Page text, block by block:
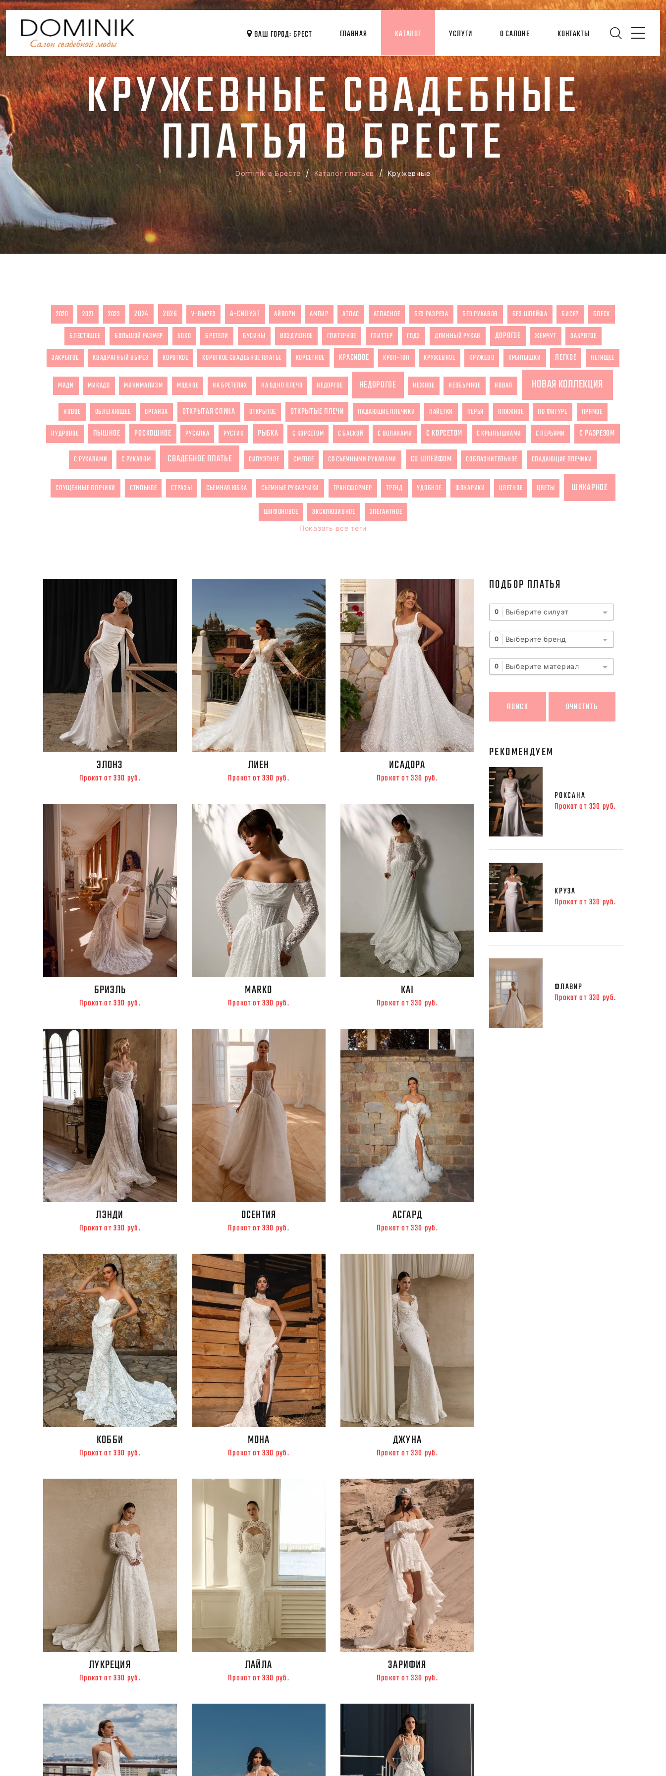
ВАШ ГОРОД: БРЕСТ ГЛАВНАЯ КАТАЛОГ УСЛУГИ О САЛОНЕ КОНТАКТЫ
КРУЖЕВНЫЕ СВАДЕБНЫЕ
ПЛАТЬЯ В БРЕСТЕ
Dominik в Бресте/ Каталог платьев/ Кружевные
2020 2021 2023 2024 2026 V-ВЫРЕЗ А-СИЛУЭТ АЙВОРИ АМПИР АТЛАС АТЛАСНОЕ БЕЗ РАЗРЕЗА БЕЗ РУКАВОВ БЕЗ ШЛЕЙФА БИСЕР БЛЕСК
БЛЕСТЯЩЕЕ БОЛЬШОЙ РАЗМЕР БОХО БРЕТЕЛИ БУСИНЫ ВОЗДУШНОЕ ГЛИТЕРНОЕ ГЛИТТЕР ГОДЭ ДЛИННЫЙ РУКАВ ДОРОГОЕ ЖЕМЧУГ ЗАКРВТОЕ
ЗАКРЫТОЕ КВАДРАТНЫЙ ВЫРЕЗ КОРОТКОЕ КОРОТКОЕ СВАДЕБНОЕ ПЛАТЬЕ КОРСЕТНОЕ КРАСИВОЕ КРОП-ТОП КРУЖЕВНОЕ КРУЖЕВО КРЫЛЫШКИ ЛЕГКОЕ ЛЕТЯЩЕЕ
МИДИ МИКАДО МИНИМАЛИЗМ МОДНОЕ НА БРЕТЕЛЯХ НА ОДНО ПЛЕЧО НЕДОРГОЕ НЕДОРОГОЕ НЕЖНОЕ НЕОБЫЧНОЕ НОВАЯ НОВАЯ КОЛЛЕКЦИЯ
НОВОЕ ОБЛЕГАЮЩЕЕ ОРГАНЗА ОТКРЫТАЯ СПИНА ОТКРЫТОЕ ОТКРЫТЫЕ ПЛЕЧИ ПАДАЮЩИЕ ПЛЕЧИКИ ПАЙЕТКИ ПЕРЬЯ ПЛЯЖНОЕ ПО ФИГУРЕ ПРЯМОЕ
ПУДРОВОЕ ПЫШНОЕ РОСКОШНОЕ РУСАЛКА РУСТИК РЫБКА С КОРСЕТОМ С БАСКОЙ С ВОЛАНАМИ С КОРСЕТОМ С КРЫЛЫШКАМИ С ПЕРЬЯМИ С РАЗРЕЗОМ
С РУКАВАМИ С РУКАВОМ СВАДЕБНОЕ ПЛАТЬЕ СИЛУЭТНОЕ СМЕЛОЕ СО СЪЕМНЫМИ РУКАВАМИ СО ШЛЕЙФОМ СОБЛАЗНИТЕЛЬНОЕ СПАДАЮЩИЕ ПЛЕЧИКИ
СПУЩЕННЫЕ ПЛЕЧИКИ СТИЛЬНОЕ СТРАЗЫ СЪЕМНАЯ ЮБКА СЪЕМНЫЕ РУКАВЧИКИ ТРАНСФОРМЕР ТРЕНД УДОБНОЕ ФОНАРИКИ ЦВЕТНОЕ ЦВЕТЫ ШИКАРНОЕ
ШИФОНОВОЕ ЭКСКЛЮЗИВНОЕ ЭЛЕГАНТНОЕ
Показать все теги
ЭЛОНЗ
Прокат от 330 руб.
ЛИЕН
Прокат от 330 руб.
ИСАДОРА
Прокат от 330 руб.
БРИЭЛЬ
Прокат от 330 руб.
MARKO
Прокат от 330 руб.
KAI
Прокат от 330 руб.
ЛЭНДИ
Прокат от 330 руб.
ОСЕНТИЯ
Прокат от 330 руб.
АСГАРД
Прокат от 330 руб.
КОББИ
Прокат от 330 руб.
МОНА
Прокат от 330 руб.
ДЖУНА
Прокат от 330 руб.
ЛУКРЕЦИЯ
Прокат от 330 руб.
ЛАЙЛА
Прокат от 330 руб.
ЗАРИФИЯ
Прокат от 330 руб.
ПОДБОР ПЛАТЬЯ
0 Выберите силуэт
0 Выберите бренд
0 Выберите материал
РЕКОМЕНДУЕМ
РОКСАНА
Прокат от 330 руб.
КРУЗА
Прокат от 330 руб.
ФЛАВИР
Прокат от 330 руб.